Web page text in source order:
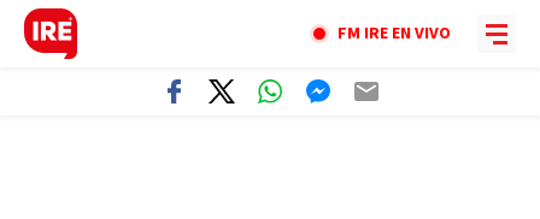
FM IRE EN VIVO